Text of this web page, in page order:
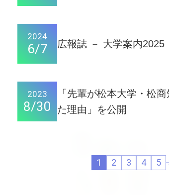
2024
6/7 広報誌 － 大学案内2025
2023
8/30
「先輩が松本大学・松
た理由」を公開
1 2 3 4 5
次へ